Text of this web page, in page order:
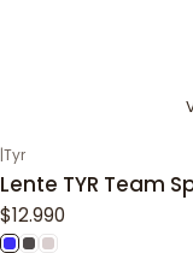
|Tyr
Lente TYR Team
$12.990